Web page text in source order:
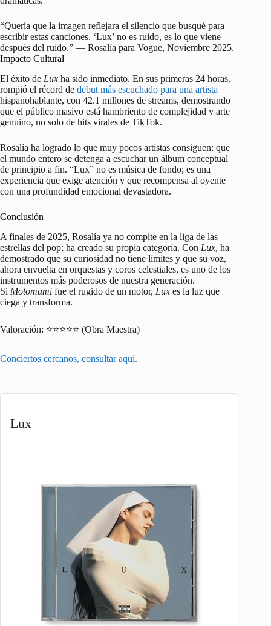
“Quería que la imagen reflejara el silencio que busqué para
escribir estas canciones. ‘Lux’ no es ruido, es lo que viene
después del ruido.” — Rosalía para Vogue, Noviembre 2025.
Impacto Cultural
El éxito de Lux ha sido inmediato. En sus primeras 24 horas,
rompió el récord de debut más escuchado para una artista
hispanohablante, con 42.1 millones de streams, demostrando
que el público masivo está hambriento de complejidad y arte
genuino, no solo de hits virales de TikTok.
Rosalía ha logrado lo que muy pocos artistas consiguen: que
el mundo entero se detenga a escuchar un álbum conceptual
de principio a fin. “Lux” no es música de fondo; es una
experiencia que exige atención y que recompensa al oyente
con una profundidad emocional devastadora.
Conclusión
A finales de 2025, Rosalía ya no compite en la liga de las
estrellas del pop; ha creado su propia categoría. Con Lux, ha
demostrado que su curiosidad no tiene límites y que su voz,
ahora envuelta en orquestas y coros celestiales, es uno de los
instrumentos más poderosos de nuestra generación.
Si Motomami fue el rugido de un motor, Lux es la luz que
ciega y transforma.
Valoración: ⭐⭐⭐⭐⭐ (Obra Maestra)
Conciertos cercanos, consultar aquí.
Lux